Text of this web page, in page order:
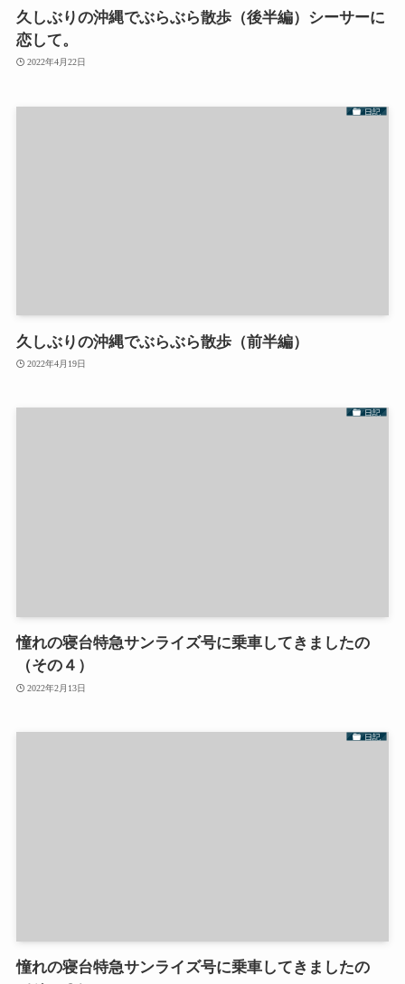
久しぶりの沖縄でぶらぶら散歩（後半編）シーサーに
恋して。
2022年4月22日
日記
久しぶりの沖縄でぶらぶら散歩（前半編）
2022年4月19日
日記
憧れの寝台特急サンライズ号に乗車してきましたの
（その４）
2022年2月13日
日記
憧れの寝台特急サンライズ号に乗車してきましたの